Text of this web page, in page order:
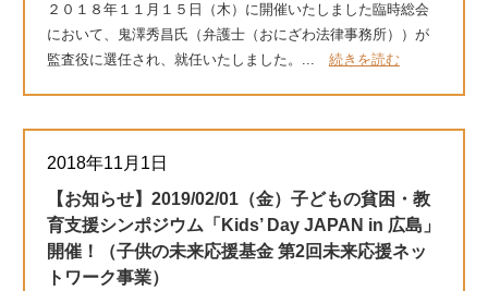
２０１８年１１月１５日（木）に開催いたしました臨時総会
において、鬼澤秀昌氏（弁護士（おにざわ法律事務所））が
監査役に選任され、就任いたしました。... 続きを読む
2018年11月1日
【お知らせ】2019/02/01（金）子どもの貧困・教
育支援シンポジウム「Kids’ Day JAPAN in 広島」
開催！（子供の未来応援基金 第2回未来応援ネッ
トワーク事業）